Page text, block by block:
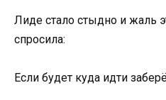
Лиде стало стыдно и жаль
спросила:
Если будет куда идти